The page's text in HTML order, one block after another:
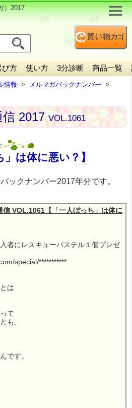
）2017
び方 使い方 3分診断 商品一覧
情報
メルマガバックナンバー
信 2017VOL.1061
」は体に悪い？】
ックナンバー2017年分です。
VOL.1061【「一人ぼっち」は体に
者にレスキューパステル１個プレゼ
special/***********
は
て
も、
です。